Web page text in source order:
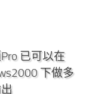
已可以在
下做多